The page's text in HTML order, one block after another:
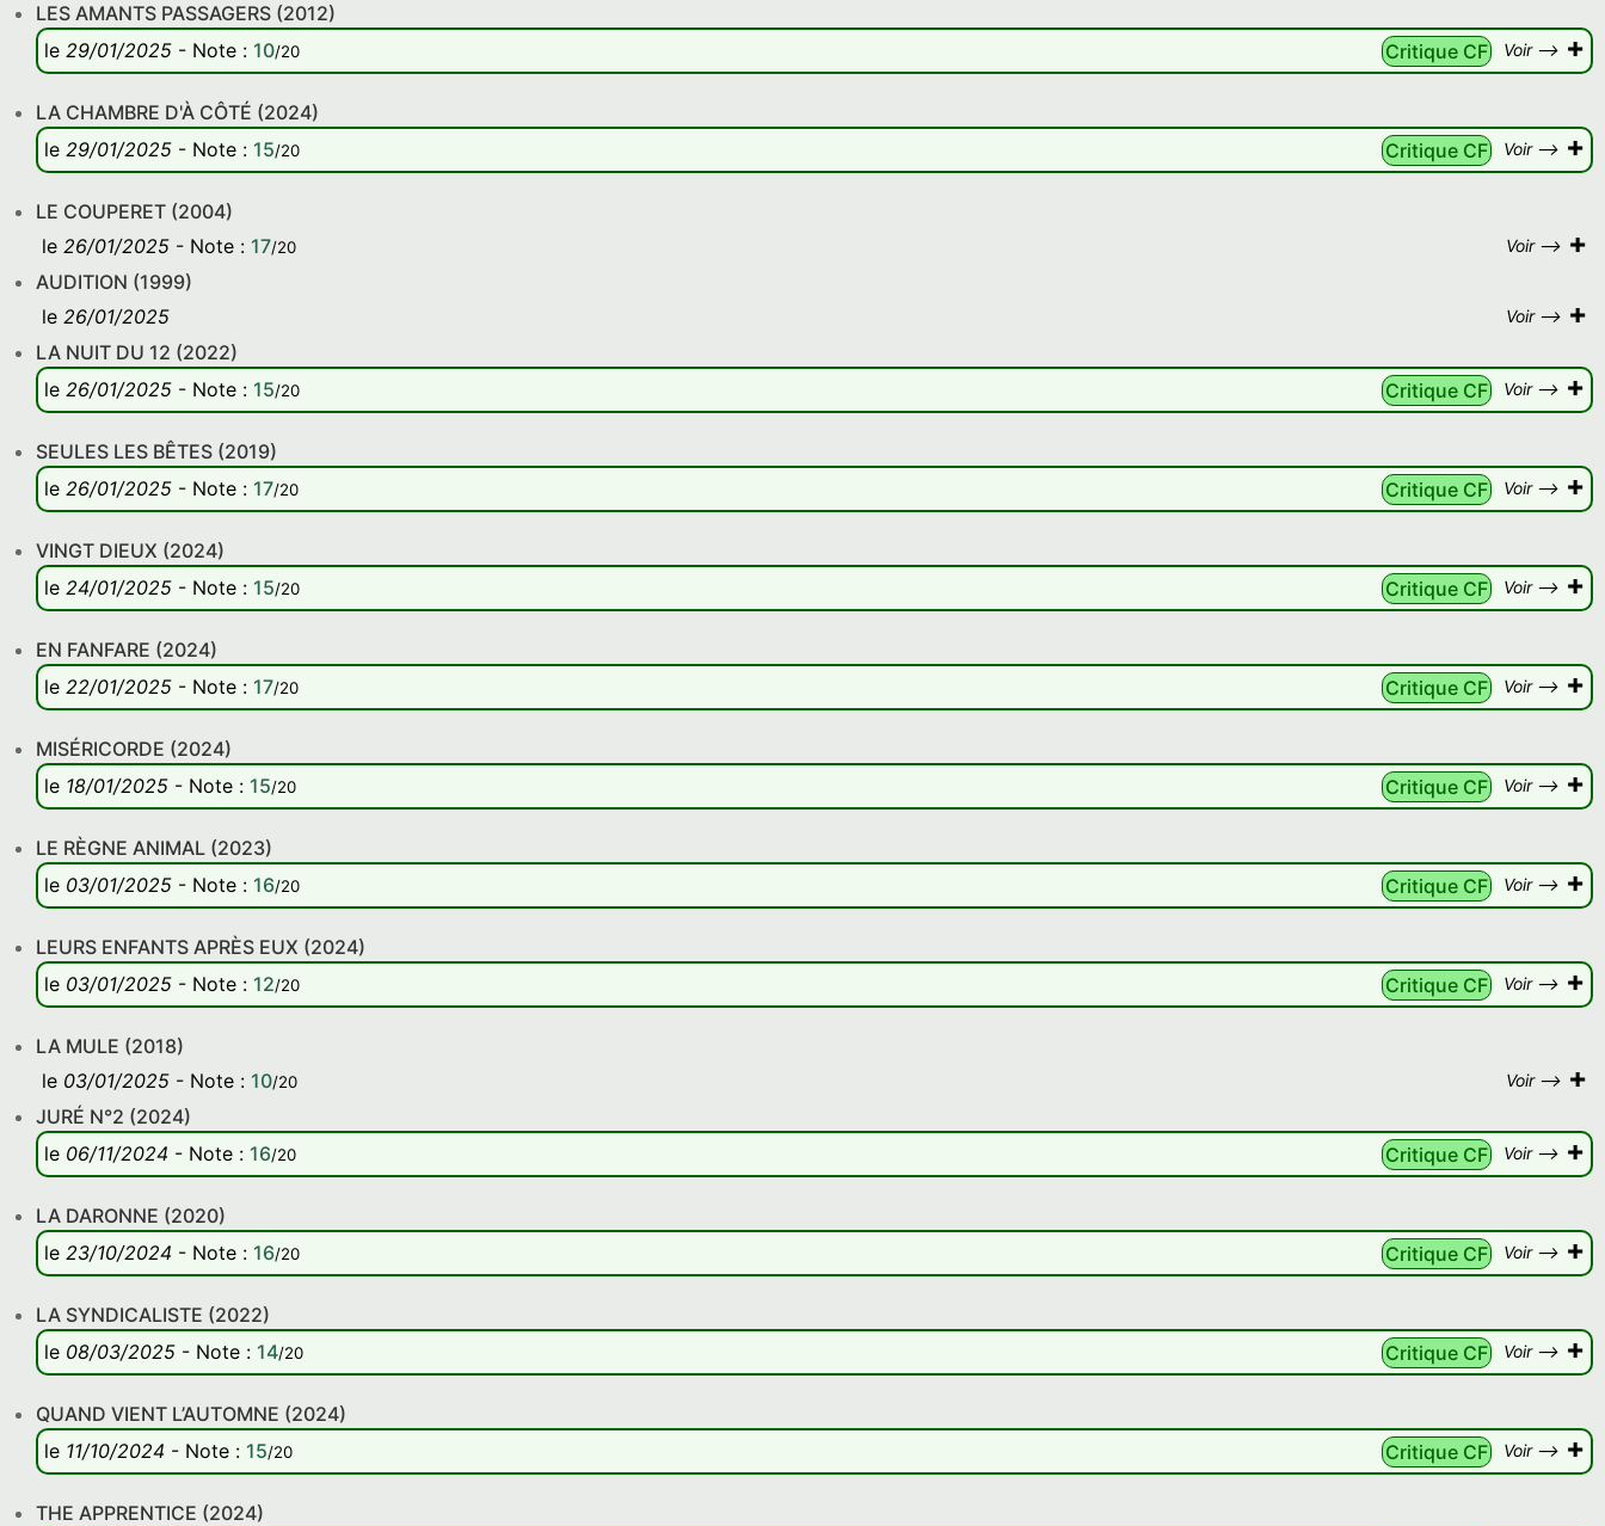
LES AMANTS PASSAGERS (2012)
Critique CF
Voir --> +
le 29/01/2025 - Note : 10/20
LA CHAMBRE D'À CÔTÉ (2024)
Critique CF
Voir --> +
le 29/01/2025 - Note : 15/20
LE COUPERET (2004)
Voir --> +
le 26/01/2025 - Note : 17/20
AUDITION (1999)
Voir --> +
le 26/01/2025
LA NUIT DU 12 (2022)
Critique CF
Voir --> +
le 26/01/2025 - Note : 15/20
SEULES LES BÊTES (2019)
Critique CF
Voir --> +
le 26/01/2025 - Note : 17/20
VINGT DIEUX (2024)
Critique CF
Voir --> +
le 24/01/2025 - Note : 15/20
EN FANFARE (2024)
Critique CF
Voir --> +
le 22/01/2025 - Note : 17/20
MISÉRICORDE (2024)
Critique CF
Voir --> +
le 18/01/2025 - Note : 15/20
LE RÈGNE ANIMAL (2023)
Critique CF
Voir --> +
le 03/01/2025 - Note : 16/20
LEURS ENFANTS APRÈS EUX (2024)
Critique CF
Voir --> +
le 03/01/2025 - Note : 12/20
LA MULE (2018)
Voir --> +
le 03/01/2025 - Note : 10/20
JURÉ N°2 (2024)
Critique CF
Voir --> +
le 06/11/2024 - Note : 16/20
LA DARONNE (2020)
Critique CF
Voir --> +
le 23/10/2024 - Note : 16/20
LA SYNDICALISTE (2022)
Critique CF
Voir --> +
le 08/03/2025 - Note : 14/20
QUAND VIENT L’AUTOMNE (2024)
Critique CF
Voir --> +
le 11/10/2024 - Note : 15/20
THE APPRENTICE (2024)